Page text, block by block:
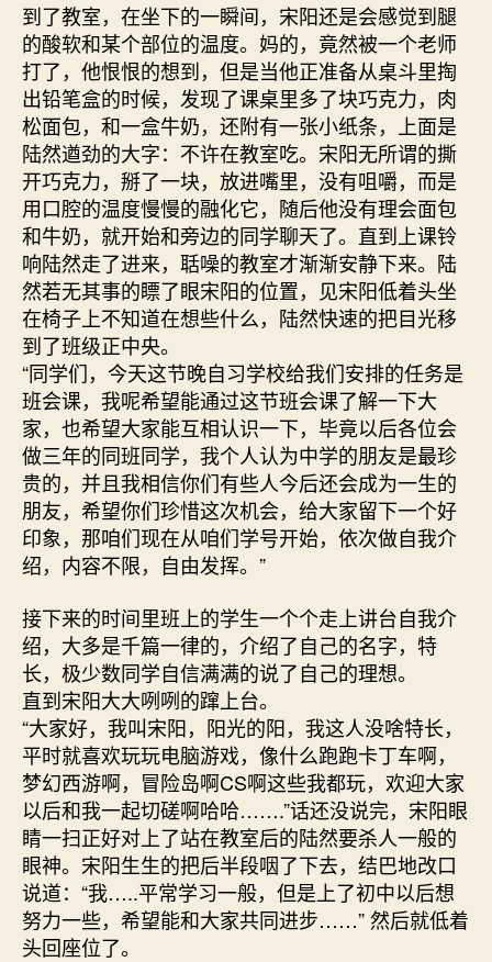
到了教室，在坐下的一瞬间，宋阳还是会感觉到腿
的酸软和某个部位的温度。妈的，竟然被一个老师
打了，他恨恨的想到，但是当他正准备从桌斗里掏
出铅笔盒的时候，发现了课桌里多了块巧克力，肉
松面包，和一盒牛奶，还附有一张小纸条，上面是
陆然遒劲的大字：不许在教室吃。宋阳无所谓的撕
开巧克力，掰了一块，放进嘴里，没有咀嚼，而是
用口腔的温度慢慢的融化它，随后他没有理会面包
和牛奶，就开始和旁边的同学聊天了。直到上课铃
响陆然走了进来，聒噪的教室才渐渐安静下来。陆
然若无其事的瞟了眼宋阳的位置，见宋阳低着头坐
在椅子上不知道在想些什么，陆然快速的把目光移
到了班级正中央。
“同学们，今天这节晚自习学校给我们安排的任务是
班会课，我呢希望能通过这节班会课了解一下大
家，也希望大家能互相认识一下，毕竟以后各位会
做三年的同班同学，我个人认为中学的朋友是最珍
贵的，并且我相信你们有些人今后还会成为一生的
朋友，希望你们珍惜这次机会，给大家留下一个好
印象，那咱们现在从咱们学号开始，依次做自我介
绍，内容不限，自由发挥。”
接下来的时间里班上的学生一个个走上讲台自我介
绍，大多是千篇一律的，介绍了自己的名字，特
长，极少数同学自信满满的说了自己的理想。
直到宋阳大大咧咧的蹿上台。
“大家好，我叫宋阳，阳光的阳，我这人没啥特长，
平时就喜欢玩玩电脑游戏，像什么跑跑卡丁车啊，
梦幻西游啊，冒险岛啊CS啊这些我都玩，欢迎大家
以后和我一起切磋啊哈哈…….”话还没说完，宋阳眼
睛一扫正好对上了站在教室后的陆然要杀人一般的
眼神。宋阳生生的把后半段咽了下去，结巴地改口
说道：“我…..平常学习一般，但是上了初中以后想
努力一些，希望能和大家共同进步……” 然后就低着
头回座位了。